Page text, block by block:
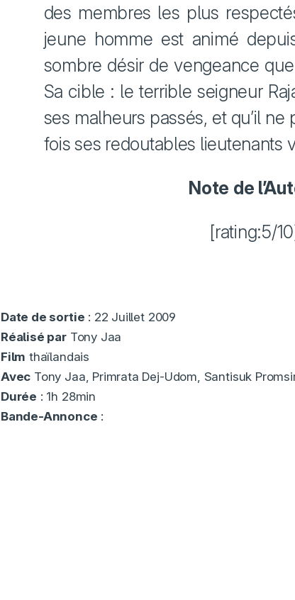
des membres les plus
jeune homme est animé
sombre désir de vengeance
Sa cible : le terrible seigneur
ses malheurs passés, et qu’il ne
fois ses redoutables lieutenants
Note de
[rating:5/
Date de sortie : 22 Juillet 2009
Réalisé parTony Jaa
Film thaïlandais
Avec Tony Jaa, Primrata Dej-Udom, Santisuk
Durée : 1h 28min
Bande-Annonce :